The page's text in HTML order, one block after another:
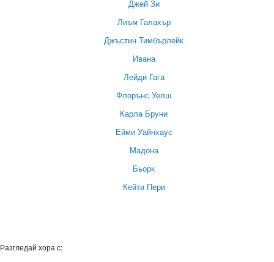
Джей Зи
Лиъм Галахър
Джъстин Тимбърлейк
Ивана
Лейди Гага
Флорънс Уелш
Карла Бруни
Ейми Уайнхаус
Мадона
Бьорк
Кейти Пери
Разгледай хора с: